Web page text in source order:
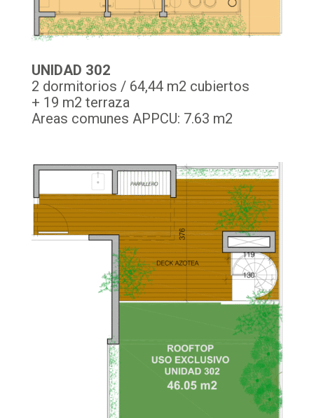
UNIDAD 302
2 dormitorios / 64,44 m2 cubiertos
+ 19 m2 terraza
Areas comunes APPCU: 7.63 m2